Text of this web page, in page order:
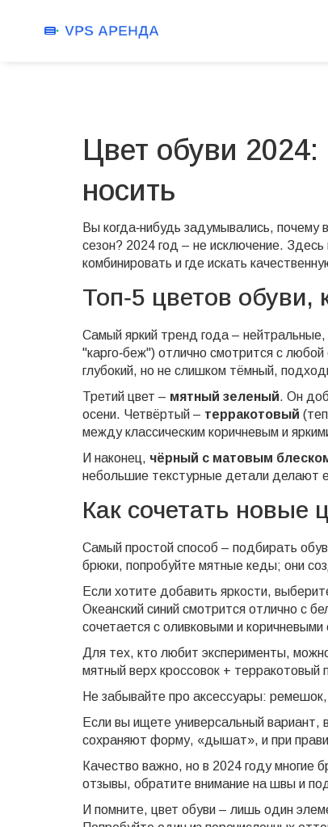
Цвет обуви 2024:
носить
Вы когда‑нибудь задумывались,
сезон? 2024 год – не исключение.
комбинировать и где искать
Топ‑5 цветов обуви,
Самый яркий тренд года –
"карго‑беж") отлично смотрится с
глубокий, но не слишком тёмный,
Третий цвет – мятный зеленый. Он
осени. Четвёртый – терракотовый
между классическим коричневым и
И наконец, чёрный с матовым
небольшие текстурные детали делают
Как сочетать новые
Самый простой способ – подбирать
брюки, попробуйте мятные кеды; они
Если хотите добавить яркости,
Океанский синий смотрится отлично с
сочетается с оливковыми и
Для тех, кто любит эксперименты,
мятный верх кроссовок +
Не забывайте про аксессуары:
Если вы ищете универсальный
сохраняют форму, «дышат», и при
Качество важно, но в 2024 году
отзывы, обратите внимание на швы и
И помните, цвет обуви – лишь один